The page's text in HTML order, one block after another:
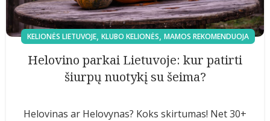
KELIONĖS LIETUVOJE, KLUBO KELIONĖS, MAMOS REKOMENDUOJA
Helovino parkai Lietuvoje: kur patirti
šiurpų nuotykį su šeima?
Helovinas ar Helovynas? Koks skirtumas! Net 30+